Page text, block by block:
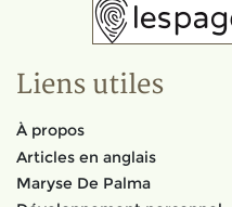
Liens utiles
À propos
Articles en anglais
Maryse De Palma